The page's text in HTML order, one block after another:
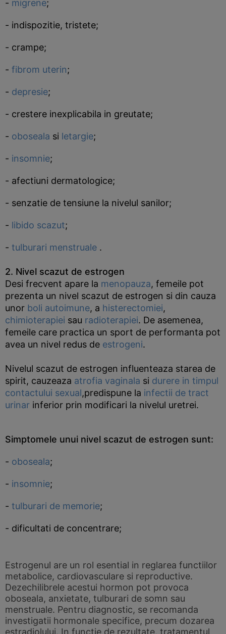
- migrene;
- indispozitie, tristete;
- crampe;
- fibrom uterin;
- depresie;
- crestere inexplicabila in greutate;
- oboseala si letargie;
- insomnie;
- afectiuni dermatologice;
- senzatie de tensiune la nivelul sanilor;
- libido scazut;
- tulburari menstruale .
2. Nivel scazut de estrogen
Desi frecvent apare la menopauza, femeile pot
prezenta un nivel scazut de estrogen si din cauza
unor boli autoimune, a histerectomiei,
chimioterapiei sau radioterapiei. De asemenea,
femeile care practica un sport de performanta pot
avea un nivel redus de estrogeni.
Nivelul scazut de estrogen influenteaza starea de
spirit, cauzeaza atrofia vaginala si durere in timpul
contactului sexual,predispune la infectii de tract
urinar inferior prin modificari la nivelul uretrei.
Simptomele unui nivel scazut de estrogen sunt:
- oboseala;
- insomnie;
- tulburari de memorie;
- dificultati de concentrare;
Estrogenul are un rol esential in reglarea functiilor
metabolice, cardiovasculare si reproductive.
Dezechilibrele acestui hormon pot provoca
oboseala, anxietate, tulburari de somn sau
menstruale. Pentru diagnostic, se recomanda
investigatii hormonale specifice, precum dozarea
estradiolului. In functie de rezultate, tratamentul